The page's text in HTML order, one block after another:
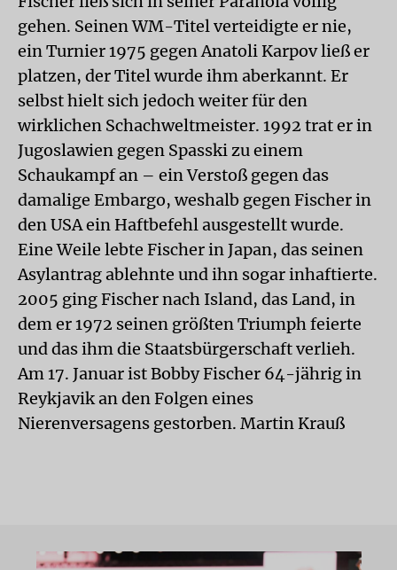
gehen. Seinen WM-Titel verteidigte er nie,
ein Turnier 1975 gegen Anatoli Karpov ließ er
platzen, der Titel wurde ihm aberkannt. Er
selbst hielt sich jedoch weiter für den
wirklichen Schachweltmeister. 1992 trat er in
Jugoslawien gegen Spasski zu einem
Schaukampf an – ein Verstoß gegen das
damalige Embargo, weshalb gegen Fischer in
den USA ein Haftbefehl ausgestellt wurde.
Eine Weile lebte Fischer in Japan, das seinen
Asylantrag ablehnte und ihn sogar inhaftierte.
2005 ging Fischer nach Island, das Land, in
dem er 1972 seinen größten Triumph feierte
und das ihm die Staatsbürgerschaft verlieh.
Am 17. Januar ist Bobby Fischer 64-jährig in
Reykjavik an den Folgen eines
Nierenversagens gestorben. Martin Krauß